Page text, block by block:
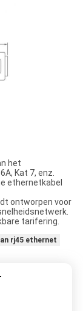
het
Kat 7, enz.
ethernetkabel
ontworpen voor
tarifering.
rj45 ethernet